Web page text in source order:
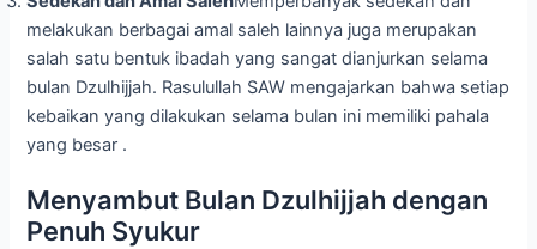
melakukan berbagai amal saleh lainnya juga merupakan
salah satu bentuk ibadah yang sangat dianjurkan selama
bulan Dzulhijjah. Rasulullah SAW mengajarkan bahwa setiap
kebaikan yang dilakukan selama bulan ini memiliki pahala
yang besar .
Menyambut Bulan Dzulhijjah dengan
Penuh Syukur